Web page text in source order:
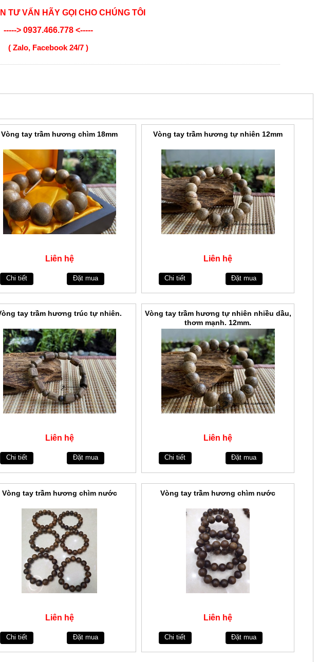
TƯ VẤN HÃY GỌI CHO CHÚNG TÔI
-----> 0937.466.778 <-----
( Zalo, Facebook 24/7 )
Vòng tay trầm hương chìm 18mm
Liên hệ
Chi tiết Đặt mua
Vòng tay trầm hương tự nhiên 12mm
Liên hệ
Chi tiết Đặt mua
tay trầm hương trúc tự nhiên.
Liên hệ
Chi tiết Đặt mua
Vòng tay trầm hương tự nhiên nhiều dầu,
thơm mạnh. 12mm.
Liên hệ
Chi tiết Đặt mua
Vòng tay trầm hương chìm nước
Liên hệ
Chi tiết Đặt mua
Vòng tay trầm hương chìm nước
Liên hệ
Chi tiết Đặt mua